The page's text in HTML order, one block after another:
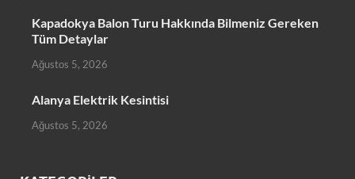
Kapadokya Balon Turu Hakkında Bilmeniz Gereken
Tüm Detaylar
Ağustos 5, 2026
Alanya Elektrik Kesintisi
Ağustos 5, 2026